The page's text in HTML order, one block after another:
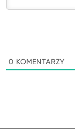
0 KOMENTARZY